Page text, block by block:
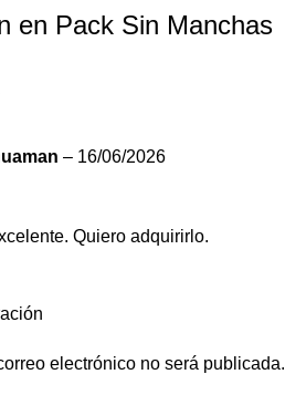
en Pack Sin Manchas
– 16/06/2026
Quiero adquirirlo.
electrónico no será publicada.